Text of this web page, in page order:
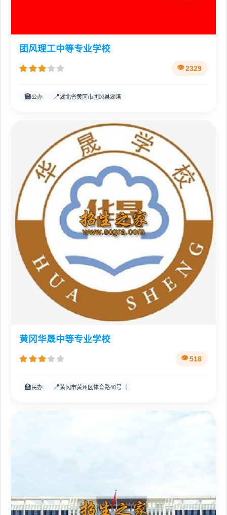
团风理工中等专业学校
2329
🏫公办 📍湖北省黄冈市团风县湖滨
黄冈华晟中等专业学校
518
🏫 民办 📍黄冈市黄州区体育路40号（